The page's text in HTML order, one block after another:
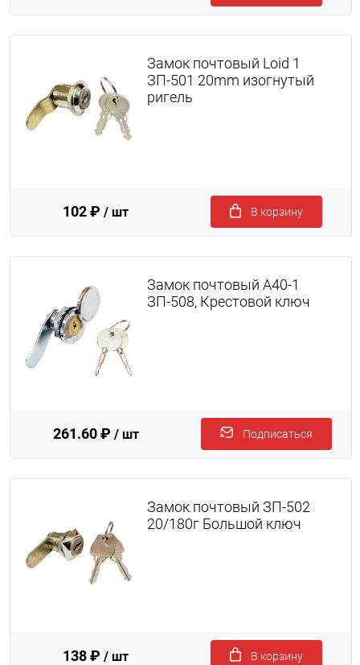
Замок почтовый Loid 1
ЗП-501 20mm изогнутый
ригель
102 ₽ / шт В корзину
Замок почтовый A40-1
ЗП-508, Крестовой ключ
261.60 ₽ / шт Подписаться
Замок почтовый ЗП-502
20/180г Большой ключ
138 ₽ / шт В корзину